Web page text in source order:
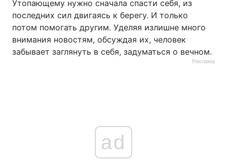
Утопающему нужно сначала спасти себя, из
последних сил двигаясь к берегу. И только
потом помогать другим. Уделяя излишне много
внимания новостям, обсуждая их, человек
забывает заглянуть в себя, задуматься о вечном.
Реклама
ad